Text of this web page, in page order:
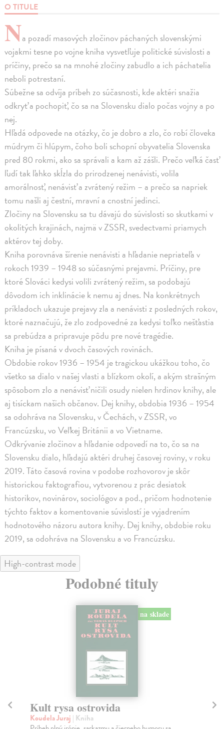
O TITULE
Na pozadí masových zločinov páchaných slovenskými
vojakmi tesne po vojne kniha vysvetľuje politické súvislosti a
príčiny, prečo sa na mnohé zločiny zabudlo a ich páchatelia
neboli potrestaní.
Súbežne sa odvíja príbeh zo súčasnosti, kde aktéri snažia
odkryť a pochopiť, čo sa na Slovensku dialo počas vojny a po
nej.
Hľadá odpovede na otázky, čo je dobro a zlo, čo robí človeka
múdrym či hlúpym, čoho boli schopní obyvatelia Slovenska
pred 80 rokmi, ako sa správali a kam až zášli. Prečo veľká časť
ľudí tak ľahko skĺzla do prirodzenej nenávisti, volila
amorálnosť, nenávisť a zvrátený režim – a prečo sa napriek
tomu našli aj čestní, mravní a cnostní jedinci.
Zločiny na Slovensku sa tu dávajú do súvislosti so skutkami v
okolitých krajinách, najmä v ZSSR, svedectvami priamych
aktérov tej doby.
Kniha porovnáva šírenie nenávisti a hľadanie nepriateľa v
rokoch 1939 – 1948 so súčasnými prejavmi. Príčiny, pre
ktoré Slováci kedysi volili zvrátený režim, sa podobajú
dôvodom ich inklinácie k nemu aj dnes. Na konkrétnych
príkladoch ukazuje prejavy zla a nenávisti z posledných rokov,
ktoré naznačujú, že zlo zodpovedné za kedysi toľko nešťastia
sa prebúdza a pripravuje pôdu pre nové tragédie.
Kniha je písaná v dvoch časových rovinách.
Obdobie rokov 1936 – 1954 je tragickou ukážkou toho, čo
všetko sa dialo v našej vlasti a blízkom okolí, a akým strašným
spôsobom zlo a nenávisť ničili osudy nielen hrdinov knihy, ale
aj tisíckam našich občanov. Dej knihy, obdobia 1936 – 1954
sa odohráva na Slovensku, v Čechách, v ZSSR, vo
Francúzsku, vo Veľkej Británii a vo Vietname.
Odkrývanie zločinov a hľadanie odpovedí na to, čo sa na
Slovensku dialo, hľadajú aktéri druhej časovej roviny, v roku
2019. Táto časová rovina v podobe rozhovorov je skôr
historickou faktografiou, vytvorenou z prác desiatok
historikov, novinárov, sociológov a pod., pričom hodnotenie
týchto faktov a komentovanie súvislostí je vyjadrením
hodnotového názoru autora knihy. Dej knihy, obdobie roku
2019, sa odohráva na Slovensku a vo Francúzsku.
High-contrast mode
Podobné tituly
na sklade
Kult rysa ostrovida
Koudela Juraj | Kniha